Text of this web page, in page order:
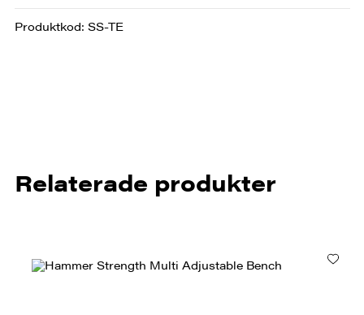
Produktkod: SS-TE
Relaterade produkter